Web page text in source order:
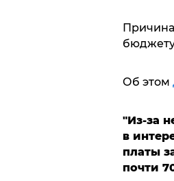
Об этом
"Из-за
в
платы
почти